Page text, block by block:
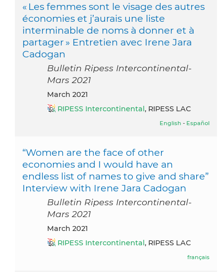
« Les femmes sont le visage des autres
économies et j’aurais une liste
interminable de noms à donner et à
partager » Entretien avec Irene Jara
Cadogan
Bulletin Ripess Intercontinental-
Mars 2021
March 2021
RIPESS Intercontinental, RIPESS LAC
English - Español
“Women are the face of other
economies and I would have an
endless list of names to give and share”
Interview with Irene Jara Cadogan
Bulletin Ripess Intercontinental-
Mars 2021
March 2021
RIPESS Intercontinental, RIPESS LAC
français